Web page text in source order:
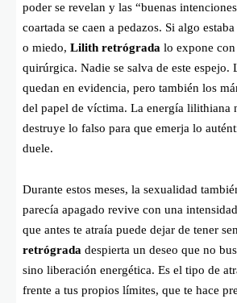
poder se revelan y las “buenas
coartada se caen a pedazos. Si algo
o miedo, Lilith retrógrada lo expone
quirúrgica. Nadie se salva de este espejo.
quedan en evidencia, pero también los
del papel de víctima. La energía lilithiana
destruye lo falso para que emerja lo
duele.
Durante estos meses, la sexualidad
parecía apagado revive con una
que antes te atraía puede dejar de tener
retrógrada despierta un deseo que no
sino liberación energética. Es el tipo de
frente a tus propios límites, que te hace